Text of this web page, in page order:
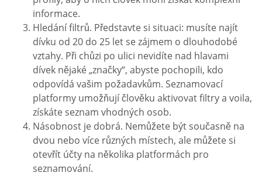
informace.
Hledání filtrů. Představte si situaci: musíte najít
dívku od 20 do 25 let se zájmem o dlouhodobé
vztahy. Při chůzi po ulici nevidíte nad hlavami
dívek nějaké „značky“, abyste pochopili, kdo
odpovídá vašim požadavkům. Seznamovací
platformy umožňují člověku aktivovat filtry a voila,
získáte seznam vhodných osob.
Násobnost je dobrá. Nemůžete být současně na
dvou nebo více různých místech, ale můžete si
otevřít účty na několika platformách pro
seznamování.